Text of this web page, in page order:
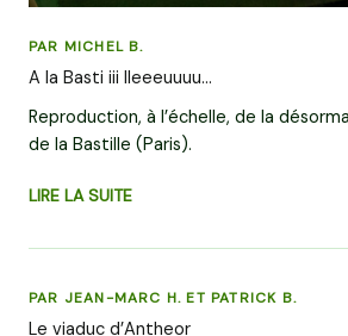
PAR MICHEL B.
A la Basti iii lleeeuuuu…
Reproduction, à l’échelle, de la
de la Bastille (Paris).
LIRE LA SUITE
PAR JEAN-MARC H. ET PATRICK B.
Le viaduc d’Antheor